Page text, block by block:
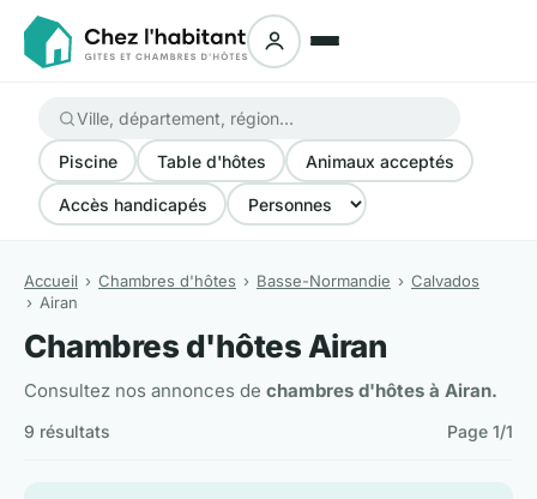
Piscine Table d'hôtes Animaux acceptés
Accès handicapés
Accueil Chambres d'hôtes Basse-Normandie
Calvados
Airan
Chambres d'hôtes Airan
Consultez nos annonces de chambres d'hôtes à Airan.
9 résultats Page 1/1